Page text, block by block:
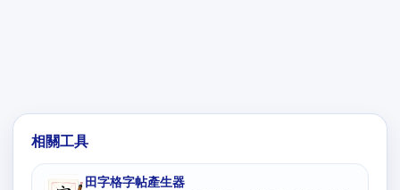
相關工具
田字格字帖產生器